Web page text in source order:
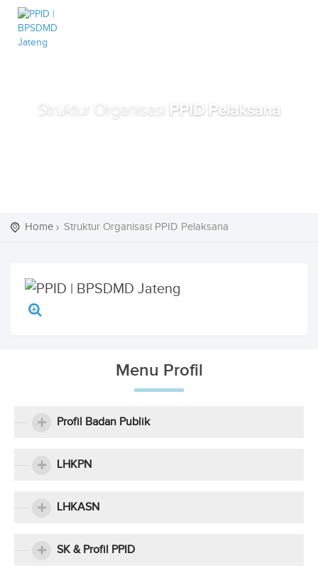
Struktur Organisasi PPID Pelaksana
Home Struktur Organisasi PPID Pelaksana
Menu Profil
Profil Badan Publik
LHKPN
LHKASN
SK & Profil PPID